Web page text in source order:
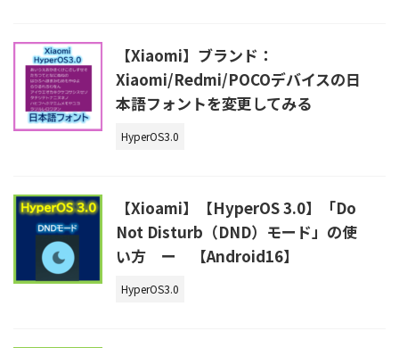
【Xiaomi】ブランド：
Xiaomi/Redmi/POCOデバイスの日
本語フォントを変更してみる
HyperOS3.0
【Xioami】【HyperOS 3.0】「Do
Not Disturb（DND）モード」の使
い方 ー 【Android16】
HyperOS3.0